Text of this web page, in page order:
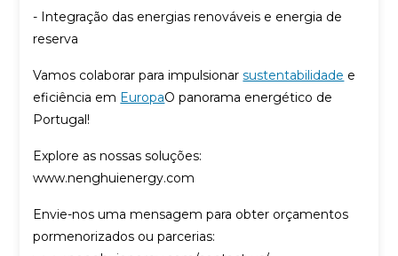
- Integração das energias renováveis e energia de
reserva
Vamos colaborar para impulsionarsustentabilidade e
eficiência em EuropaO panorama energético de
Portugal!
Explore as nossas soluções:
www.nenghuienergy.com
Envie-nos uma mensagem para obter orçamentos
pormenorizados ou parcerias: